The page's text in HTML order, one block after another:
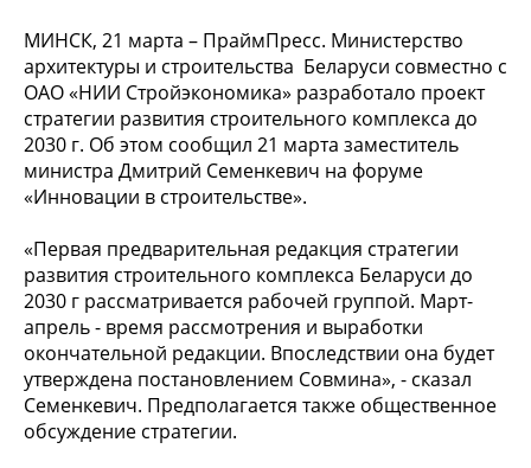
МИНСК, 21 марта – ПраймПресс. Министерство
архитектуры и строительства Беларуси совместно с
ОАО «НИИ Стройэкономика» разработало проект
стратегии развития строительного комплекса до
2030 г. Об этом сообщил 21 марта заместитель
министра Дмитрий Семенкевич на форуме
«Инновации в строительстве».
«Первая предварительная редакция стратегии
развития строительного комплекса Беларуси до
2030 г рассматривается рабочей группой. Март-
апрель - время рассмотрения и выработки
окончательной редакции. Впоследствии она будет
утверждена постановлением Совмина», - сказал
Семенкевич. Предполагается также общественное
обсуждение стратегии.